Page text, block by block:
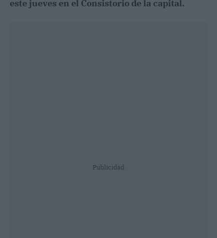
este jueves en el Consistorio de la capital.
Publicidad